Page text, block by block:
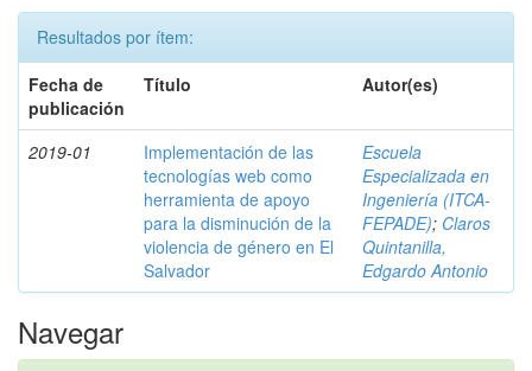
Resultados por ítem:
Fecha de
publicación
Título Autor(es)
2019-01
Implementación de las
tecnologías web como
herramienta de apoyo
para la disminución de la
violencia de género en El
Salvador
Escuela
Especializada en
Ingeniería (ITCA-
FEPADE); Claros
Quintanilla,
Edgardo Antonio
Navegar